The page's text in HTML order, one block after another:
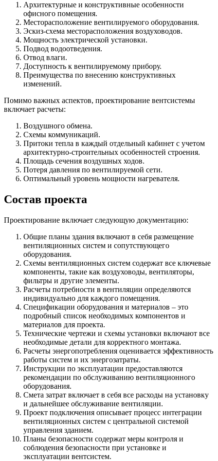
Архитектурные и конструктивные особенности
офисного помещения.
Месторасположение вентилируемого оборудования.
Эскиз-схема месторасположения воздуховодов.
Мощность электрической установки.
Подвод водоотведения.
Отвод влаги.
Доступность к вентилируемому прибору.
Преимущества по внесению конструктивных
изменений.
Помимо важных аспектов, проектирование вентсистемы
включает расчеты:
Воздушного обмена.
Схемы коммуникаций.
Притоки тепла в каждый отдельный кабинет с учетом
архитектурно-строительных особенностей строения.
Площадь сечения воздушных ходов.
Потеря давления по вентилируемой сети.
Оптимальный уровень мощности нагревателя.
Состав проекта
Проектирование включает следующую документацию:
Общие планы здания включают в себя размещение
вентиляционных систем и сопутствующего
оборудования.
Схемы вентиляционных систем содержат все ключевые
компоненты, такие как воздуховоды, вентиляторы,
фильтры и другие элементы.
Расчеты потребности в вентиляции определяются
индивидуально для каждого помещения.
Спецификации оборудования и материалов – это
подробный список необходимых компонентов и
материалов для проекта.
Технические чертежи и схемы установки включают все
необходимые детали для корректного монтажа.
Расчеты энергопотребления оценивается эффективность
работы систем и их энергозатраты.
Инструкции по эксплуатации предоставляются
рекомендации по обслуживанию вентиляционного
оборудования.
Смета затрат включает в себя все расходы на установку
и дальнейшее обслуживание вентиляции.
Проект подключения описывает процесс интеграции
вентиляционных систем с центральной системой
управления зданием.
Планы безопасности содержат меры контроля и
соблюдения безопасности при установке и
эксплуатации вентсистем.